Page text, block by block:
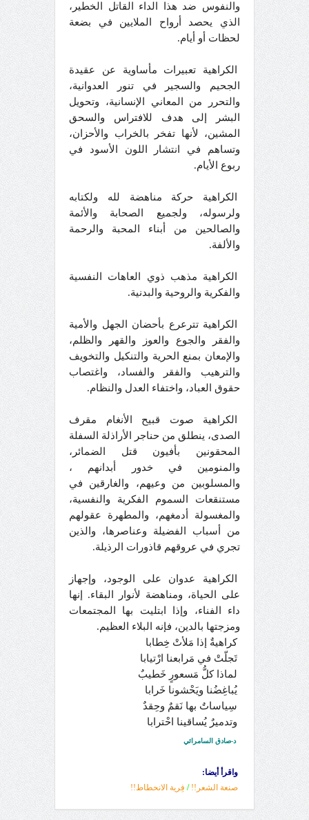
والنفوس ضد هذا الداء القاتل الخطير،
الذي يحصد أرواح الملايين في بضعة
لحظات أو أيام.
الكراهية تعبيرات مأساوية عن عقيدة
الجحيم والسجير في تنور العدوانية،
والتحرر من المعاني الإنسانية، وتحويل
البشر إلى هدف للافتراس والسحق
المشين، لأنها تفخر بالخراب والأحزان،
وتساهم في انتشار اللون الأسود في
ربوع الأيام.
الكراهية حركة مناهضة لله ولكتابه
ولرسوله، ولجميع الصحابة والأئمة
والصالحين من أبناء المحبة والرحمة
والألفة.
الكراهية مذهب ذوي العاهات النفسية
والفكرية والروحية والبدنية.
الكراهية تترعرع بأحضان الجهل والأمية
والفقر والجوع والعوز والقهر والظلم،
والإمعان بمنع الحرية والتنكيل والتخويف
والترهيب والفقر والفساد، واغتصاب
حقوق العباد، واختفاء العدل والنظام.
الكراهية صوت قبيح الأنغام مقرف
الصدى، ينطلق من حناجر الأراذلة السفلة
المحقونين بأفيون قتل الضمائر،
والمنومين في خدور أبدانهم ،
والمسلوبين من وعيهم، والغارقين في
مستنقعات السموم الفكرية والنفسية،
والمغسولة أدمغهم، والمطهرة عقولهم
من أسباب الفضيلة وعناصرها، والذين
تجري في عروقهم قاذورات الرذيلة.
الكراهية عدوان على الوجود، وإجهاز
على الحياة، ومناهضة لأنوار البقاء. إنها
داء الفناء، وإذا ابتليت بها المجتمعات
ومزجتها بالدين، فإنه البلاء العظيم.
كراهيةٌ إذا مَلأتْ خِطابا
تَجلّتْ في مَرابعنا ارْتيابا
لماذا كلُّ مَسعورٍ خَطيبٌ
يُباغِضُنا ويَحْشونا خَرابا
سِياساتٌ بها نَقمٌ وحِقدٌ
وتدميرٌ يُساقينا احْترابا
د-صادق السامرائي
واقرأ أيضا:
صنعة الشعر!! / فِرية الانحطاط!!